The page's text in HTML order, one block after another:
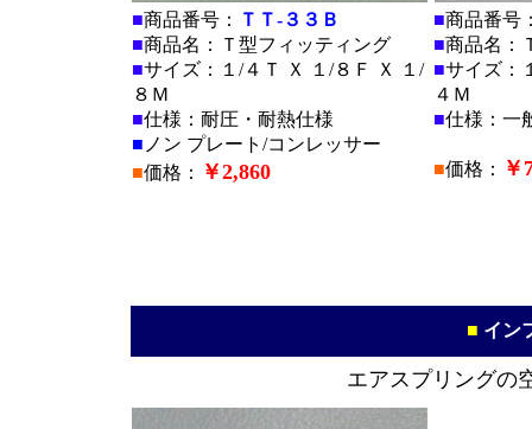
■商品番号：
ＴＴ-３３Ｂ
■商品名：Ｔ型フィッティング
■サイズ：１/４Ｔ Ｘ １/８Ｆ Ｘ １/
８Ｍ
■仕様：耐圧・耐熱仕様
■ ノン プレート/コンレッサー
■価格： ￥2,860
■商品番号
■商品名：
■サイズ：
４Ｍ
■仕様：一
■価格： ￥
■ イン
エアスプリングの